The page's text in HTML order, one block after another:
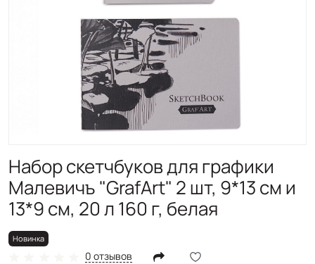
Набор скетчбуков для графики
Малевичъ "GrafArt" 2 шт, 9*13 см и
13*9 см, 20 л 160 г, белая
Новинка
0 отзывов